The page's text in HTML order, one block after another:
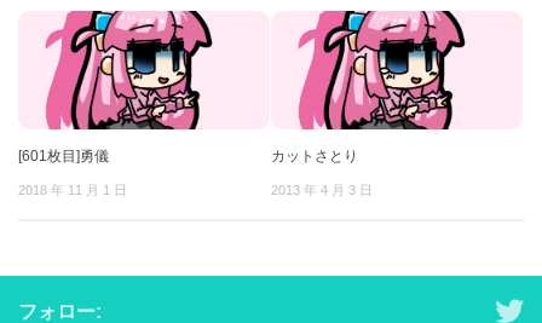
[601枚目]勇儀
2018 年 11 月 1 日
カットさとり
2013 年 4 月 3 日
フォロー: